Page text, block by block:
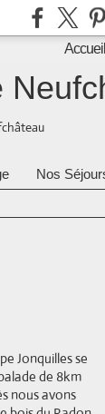
Accueil
Nos
Jonquilles se
de 8km
nous avons